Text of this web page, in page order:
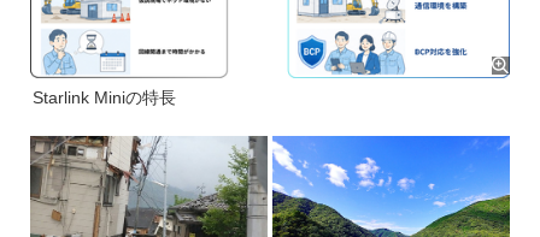
Starlink Miniの特長